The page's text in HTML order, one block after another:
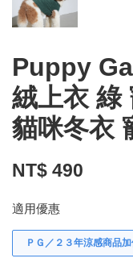
Puppy
絨上衣 綠
貓咪冬衣
NT$ 490
適用優惠
ＰＧ／２３年涼感商品